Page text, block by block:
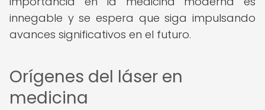
innegable y se espera que siga impulsando
avances significativos en el futuro.
Orígenes del láser en
medicina